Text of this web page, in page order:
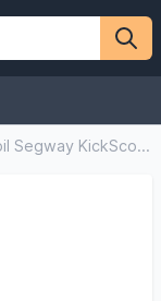
Romobil Segway KickScooter E2 II14+, AA.05.14.01.0